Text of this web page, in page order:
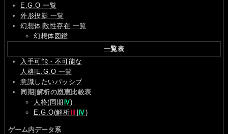
E.G.O 一覧
外形投影 一覧
幻想体|敵性存在 一覧
幻想体図鑑
一覧表
入手可能・不可能な
人格|E.G.O 一覧
意識したいパッシブ
同期|解析の恩恵比較表
人格(同期 Ⅳ)
E.G.O(解析 Ⅲ Ⅳ)
ゲーム内データ系